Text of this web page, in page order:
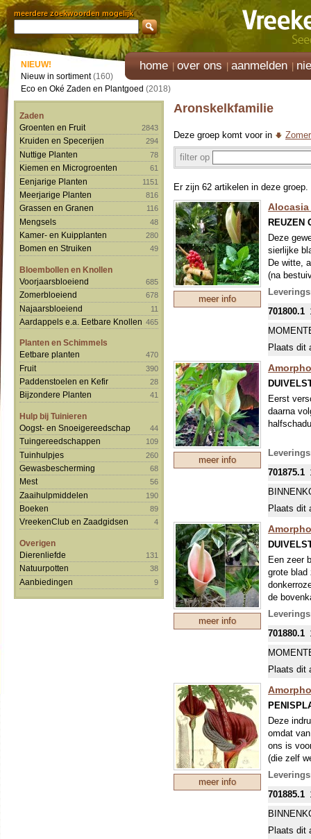
meerdere zoekwoorden mogelijk
home over ons aanmelden
NIEUW!
Nieuw in sortiment(160)
Eco en Oké Zaden en Plantgoed (2018)
Zaden
Groenten en Fruit
2843
Kruiden en Specerijen 294
Nuttige Planten 78
Kiemen en Microgroenten 61
Eenjarige Planten 1151
Meerjarige Planten 816
Grassen en Granen 116
Mengsels 48
Kamer- en Kuipplanten 280
Bomen en Struiken 49
Bloembollen en Knollen
Voorjaarsbloeiend
685
Zomerbloeiend 678
Najaarsbloeiend 11
Aardappels e.a. Eetbare Knollen 465
Planten en Schimmels
Eetbare planten
470
Fruit 390
Paddenstoelen en Kefir 28
Bijzondere Planten 41
Hulp bij Tuinieren
Oogst- en Snoeigereedschap
44
Tuingereedschappen 109
Tuinhulpjes 260
Gewasbescherming 68
Mest 56
Zaaihulpmiddelen 190
Boeken 89
VreekenClub en Zaadgidsen 4
Overigen
Dierenliefde
131
Natuurpotten 38
Aanbiedingen 9
Aronskelkfamilie
Deze groep komt voor in
filter op
Er zijn 62 artikelen in deze groep.
meer info
REUZEN
Deze
sierlijke
De witte,
(na
zomers
hoek ten
en
Zoals
eetbaar.
701800.1
Plaats dit
meer info
Eerst
daarna
701875.1
Plaats dit
meer info
Een zeer
grote blad
de
spikkels.
bloei
701880.1
Plaats dit
meer info
Deze
omdat
ons is
(die zelf
hoog!
gewoon
De
de plant
Haal bij
cocopeat.
701885.1
Plaats dit